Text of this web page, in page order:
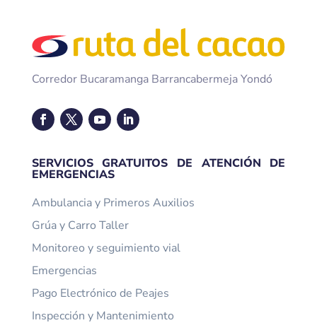
Corredor Bucaramanga Barrancabermeja Yondó
SERVICIOS GRATUITOS DE ATENCIÓN DE
EMERGENCIAS
Ambulancia y Primeros Auxilios
Grúa y Carro Taller
Monitoreo y seguimiento vial
Emergencias
Pago Electrónico de Peajes
Inspección y Mantenimiento